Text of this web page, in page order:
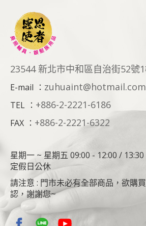
23544 新北市中和區自治街52號
E-mail ： zuhuaint@hotmail.com
TEL ： +886-2-2221-6186
FAX ： +886-2-2221-6322
星期一 ~ 星期五 09:00 - 12:00 /
定假日公休
請注意 : 門市未必有全部商品，欲購
認，謝謝您~